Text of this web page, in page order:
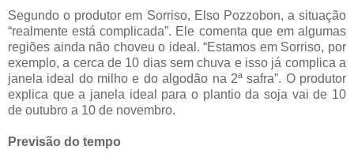
Segundo o produtor em Sorriso, Elso Pozzobon, a situação
“realmente está complicada”. Ele comenta que em algumas
regiões ainda não choveu o ideal. “Estamos em Sorriso, por
exemplo, a cerca de 10 dias sem chuva e isso já complica a
janela ideal do milho e do algodão na 2ª safra”. O produtor
explica que a janela ideal para o plantio da soja vai de 10
de outubro a 10 de novembro.
Previsão do tempo